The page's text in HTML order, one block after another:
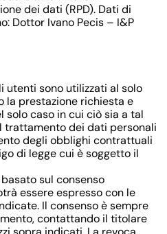
dei dati (RPD). Dati di
Dottor Ivano Pecis – I&P
utenti sono utilizzati al solo
la prestazione richiesta e
solo caso in cui ciò sia a tal
trattamento dei dati personali
degli obblighi contrattuali
di legge cui è soggetto il
sul consenso
essere espresso con le
Il consenso è sempre
contattando il titolare